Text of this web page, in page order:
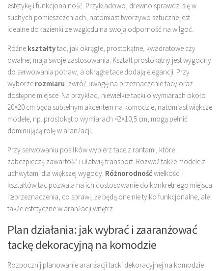
estetykę i funkcjonalność. Przykładowo, drewno sprawdzi się w
suchych pomieszczeniach, natomiast tworzywo sztuczne jest
idealne do łazienki ze względu na swoją odporność na wilgoć.
Różne kształtytac, jak okrągłe, prostokątne, kwadratowe czy
owalne, mają swoje zastosowania. Kształt prostokątny jest wygodny
do serwowania potraw, a okrągłe tace dodają elegancji. Przy
wyborze rozmiaru , zwróć uwagę na przeznaczenie tacy oraz
dostępne miejsce. Na przykład, niewielkie tacki o wymiarach około
20×20 cm będą subtelnym akcentem na komodzie, natomiast większe
modele, np. prostokąt o wymiarach 42×10,5 cm, mogą pełnić
dominującą rolę w aranżacji.
Przy serwowaniu posiłków wybierz tace z rantami, które
zabezpieczą zawartość i ułatwią transport. Rozważ także modele z
uchwytami dla większej wygody. Różnorodnośćwielkości i
kształtów tac pozwala na ich dostosowanie do konkretnego miejsca
i ≥przeznaczenia, co sprawi, że będą one nie tylko funkcjonalne, ale
także estetyczne w aranżacji wnętrz.
Plan działania: jak wybrać i zaaranżować
tackę dekoracyjną na komodzie
Rozpocznij planowanie aranżacji tacki dekoracyjnej na komodzie